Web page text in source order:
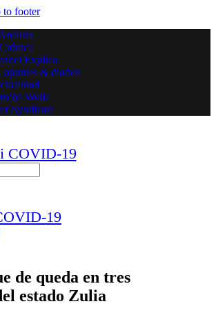
to footer
Explica
apuntes & diarios
Welle
Syndicate
de queda en tres
estado Zulia